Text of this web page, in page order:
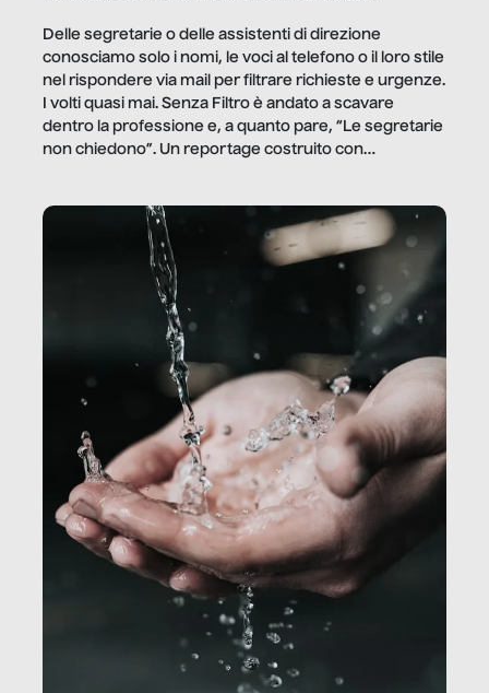
Delle segretarie o delle assistenti di direzione
conosciamo solo i nomi, le voci al telefono o il loro stile
nel rispondere via mail per filtrare richieste e urgenze.
I volti quasi mai. Senza Filtro è andato a scavare
dentro la professione e, a quanto pare, “Le segretarie
non chiedono”. Un reportage costruito con